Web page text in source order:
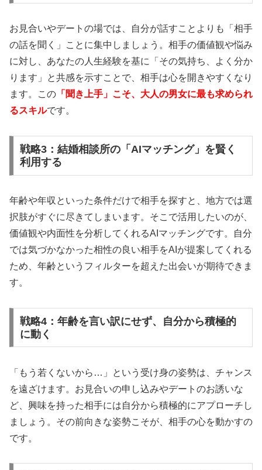
お見合いやデートの場では、自分が話すことよりも「相手
の話を聞く」ことに集中しましょう。相手の価値観や悩み
に対し、あなたの人生経験を基に「その気持ち、よく分か
ります」と共感を示すことで、相手は心を開きやすくなり
ます。この 「聞き上手」こそ、大人の男女に最も求められ
るスキルです。
戦略3：結婚相談所の「AIマッチング」を賢く
利用する
年齢や年収といった条件だけで相手を探すと、地方では選
択肢がすぐに尽きてしまいます。そこで活用したいのが、
価値観や内面性を分析してくれるAIマッチングです。自分
では気づかなかった相性の良い相手をAIが提案してくれる
ため、年齢というフィルターを超えた出会いが期待できま
す。
戦略4：年齢を言い訳にせず、自分から積極的
に動く
「もう若くないから…」という受け身の姿勢は、チャンス
を遠ざけます。お見合いの申し込みやデートのお誘いな
ど、興味を持った相手には自分から積極的にアプローチし
ましょう。その前向きな姿勢こそが、相手の心を動かすの
です。